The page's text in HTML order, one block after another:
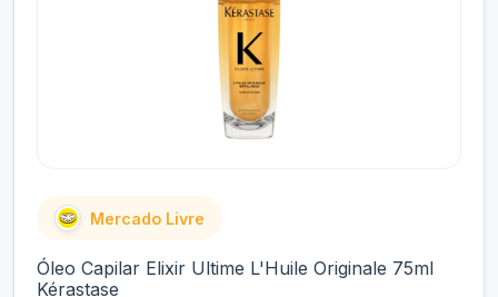
Mercado Livre
Óleo Capilar Elixir Ultime L'Huile Originale 75ml
Kérastase